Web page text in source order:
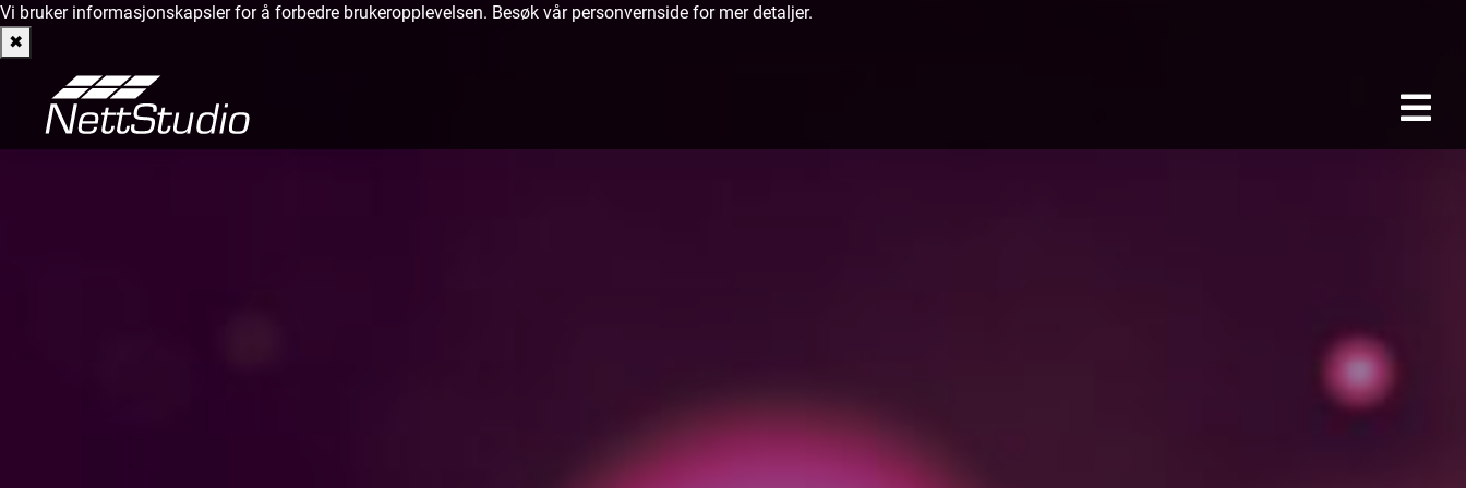
Vi bruker informasjonskapsler for å forbedre brukeropplevelsen. Besøk vår personvernside for mer detaljer.
✖